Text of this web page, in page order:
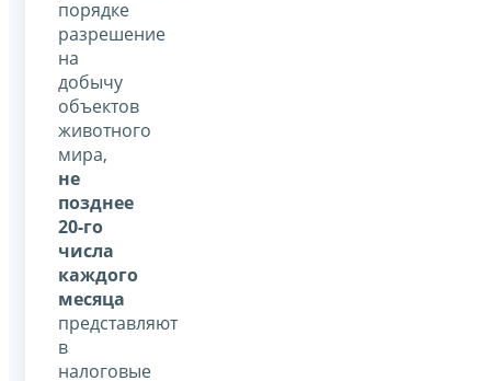
порядке
разрешение
на
добычу
объектов
животного
мира,
не
позднее
20-го
числа
каждого
месяца
представляют
в
налоговые